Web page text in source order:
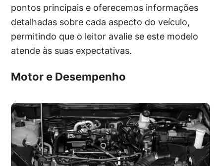
pontos principais e oferecemos informações
detalhadas sobre cada aspecto do veículo,
permitindo que o leitor avalie se este modelo
atende às suas expectativas.
Motor e Desempenho